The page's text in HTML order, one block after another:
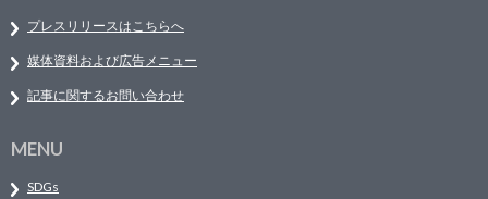
プレスリリースはこちらへ
媒体資料および広告メニュー
記事に関するお問い合わせ
MENU
SDGs